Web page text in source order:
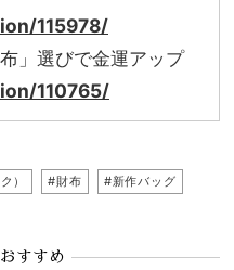
115978/
」選びで金運アップ
110765/
） #財布 #新作バッグ
すすめ